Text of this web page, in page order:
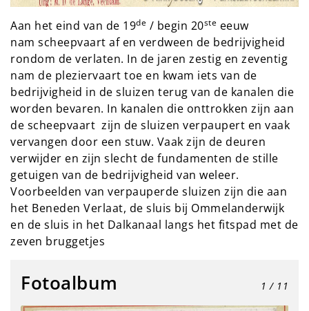
Aan het eind van de 19de / begin 20ste eeuw
nam scheepvaart af en verdween de bedrijvigheid
rondom de verlaten. In de jaren zestig en zeventig
nam de pleziervaart toe en kwam iets van de
bedrijvigheid in de sluizen terug van de kanalen die
worden bevaren. In kanalen die onttrokken zijn aan
de scheepvaart zijn de sluizen verpaupert en vaak
vervangen door een stuw. Vaak zijn de deuren
verwijder en zijn slecht de fundamenten de stille
getuigen van de bedrijvigheid van weleer.
Voorbeelden van verpauperde sluizen zijn die aan
het Beneden Verlaat, de sluis bij Ommelanderwijk
en de sluis in het Dalkanaal langs het fitspad met de
zeven bruggetjes
Fotoalbum 1 / 11